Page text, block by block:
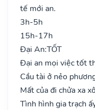
tế mới an.
3h-5h
15h-17h
Đại An:TỐT
Đại an mọi việc tốt
Cầu tài ở nẻo
Mất của đi chửa xa
Tình hình gia trạch